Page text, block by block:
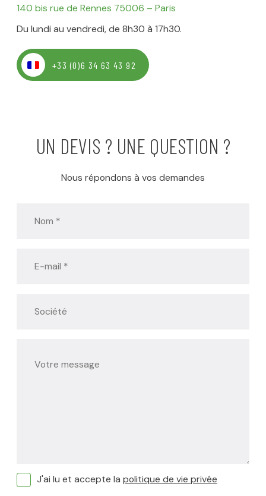
140 bis rue de Rennes 75006 – Paris
Du lundi au vendredi, de 8h30 à 17h30.
+33 (0)6 34 63 43 92
UN DEVIS ? UNE QUESTION ?
Nous répondons à vos demandes
J'ai lu et accepte la politique de vie privée